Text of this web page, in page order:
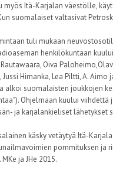
myös Itä-Karjalan väestölle,
suomalaiset valtasivat
tuli mukaan
henkilökuntaan
Oiva
Jussi Himanka, Lea Piltti, A.
alkoi suomalaisten joukkojen
Ohjelmaan kuului
ja karjalankieliset lähetykset
käsky vetäytyä Itä-
pommituksen ja
ja JHe 2015.